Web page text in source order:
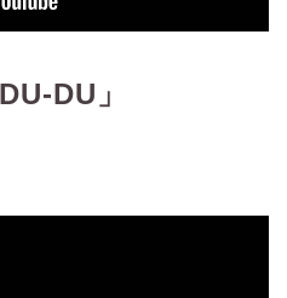
DU」